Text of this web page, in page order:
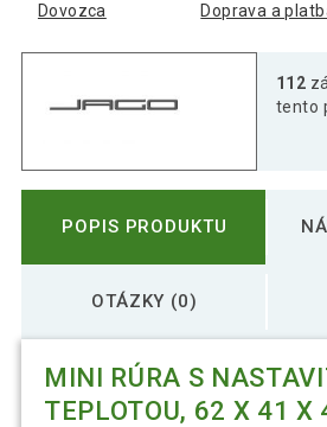
Dovozca Doprava a
112
tento
POPIS PRODUKTU
OTÁZKY (0)
MINI RÚRA S
TEPLOTOU, 62 X 41 X